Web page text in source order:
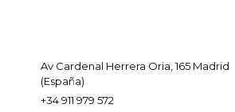
Av Cardenal Herrera Oria, 165 Madrid
(España)
+34 911 979 572